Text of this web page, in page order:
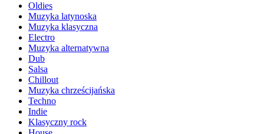
Oldies
Muzyka latynoska
Muzyka klasyczna
Electro
Muzyka alternatywna
Dub
Salsa
Chillout
Muzyka chrześcijańska
Techno
Indie
Klasyczny rock